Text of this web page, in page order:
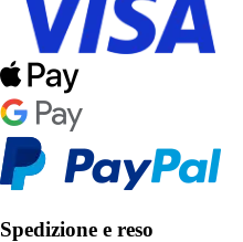
Spedizione e reso